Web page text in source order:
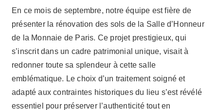
En ce mois de septembre, notre équipe est fière de
présenter la rénovation des sols de la Salle d’Honneur
de la Monnaie de Paris. Ce projet prestigieux, qui
s’inscrit dans un cadre patrimonial unique, visait à
redonner toute sa splendeur à cette salle
emblématique. Le choix d’un traitement soigné et
adapté aux contraintes historiques du lieu s’est révélé
essentiel pour préserver l’authenticité tout en